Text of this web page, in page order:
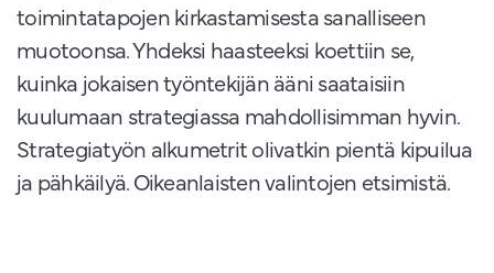
toimintatapojen kirkastamisesta sanalliseen
muotoonsa. Yhdeksi haasteeksi koettiin se,
kuinka jokaisen työntekijän ääni saataisiin
kuulumaan strategiassa mahdollisimman hyvin.
Strategiatyön alkumetrit olivatkin pientä kipuilua
ja pähkäilyä. Oikeanlaisten valintojen etsimistä.